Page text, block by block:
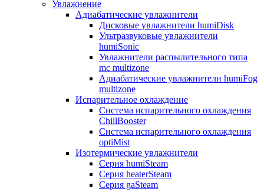
Увлажнение
Адиабатические увлажнители
Дисковые увлажнители humiDisk
Ультразвуковые увлажнители
humiSonic
Увлажнители распылительного типа
mc multizone
Адиабатические увлажнители humiFog
multizone
Испарительное охлаждение
Система испарительного охлаждения
ChillBooster
Система испарительного охлаждения
optiMist
Изотермические увлажнители
Серия humiSteam
Серия heaterSteam
Серия gaSteam